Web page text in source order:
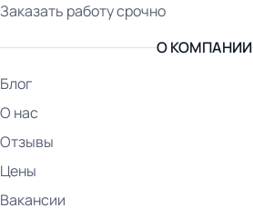
Заказать работу срочно
О КОМПАНИИ
Блог
О нас
Отзывы
Цены
Вакансии